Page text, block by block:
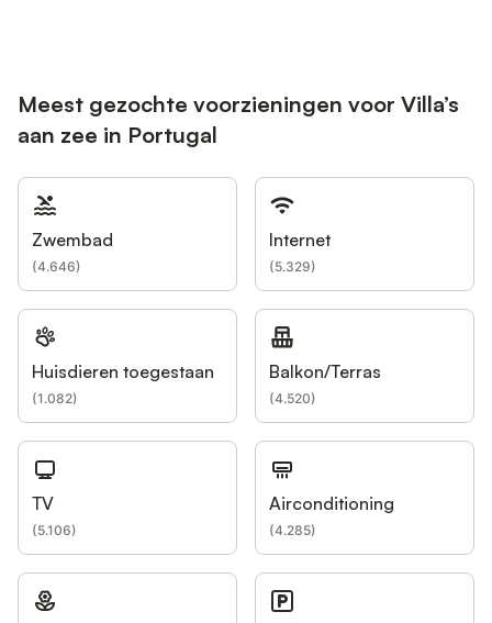
Meest gezochte voorzieningen voor Villa’s
aan zee in Portugal
Zwembad
(4.646)
Internet
(5.329)
Huisdieren toegestaan
(1.082)
Balkon/Terras
(4.520)
TV
(5.106)
Airconditioning
(4.285)